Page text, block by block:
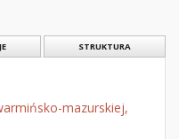
STRUKTURA
mazurskiej,